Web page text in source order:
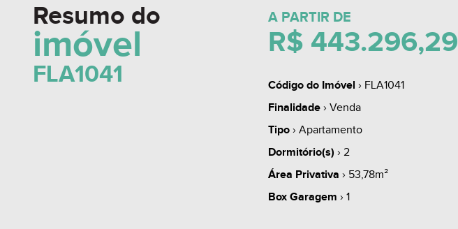
Resumo do
imóvel
FLA1041
A PARTIR DE
R$ 443.296,29
Código do Imóvel › FLA1041
Finalidade› Venda
Tipo› Apartamento
Dormitório(s) › 2
Área Privativa › 53,78m²
Box Garagem › 1